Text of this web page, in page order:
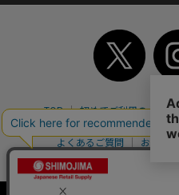
TOP 初めてご利用のお客様
個人情報保護方針
よくあるご質問
お問い
サイトマップ